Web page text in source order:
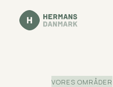
VORES OMRÅDER